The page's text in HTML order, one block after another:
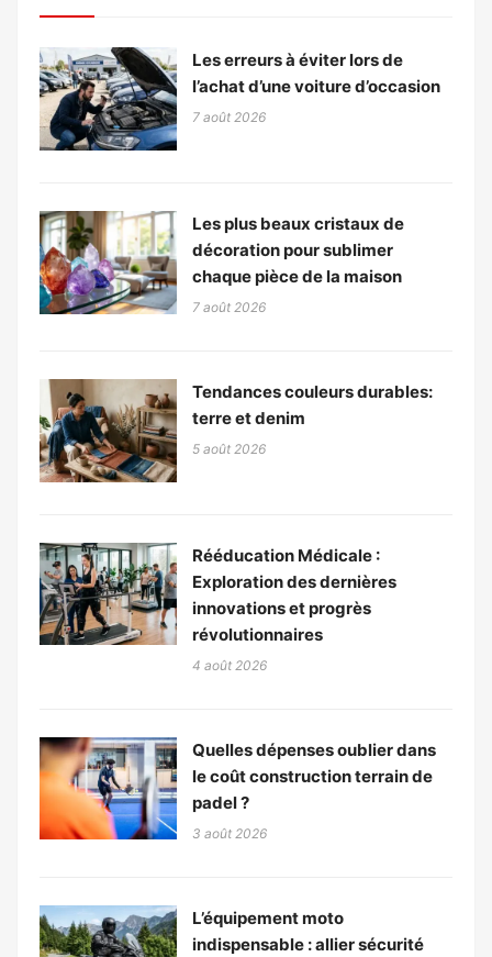
Les erreurs à éviter lors de
l’achat d’une voiture d’occasion
7 août 2026
Les plus beaux cristaux de
décoration pour sublimer
chaque pièce de la maison
7 août 2026
Tendances couleurs durables:
terre et denim
5 août 2026
Rééducation Médicale :
Exploration des dernières
innovations et progrès
révolutionnaires
4 août 2026
Quelles dépenses oublier dans
le coût construction terrain de
padel ?
3 août 2026
L’équipement moto
indispensable : allier sécurité